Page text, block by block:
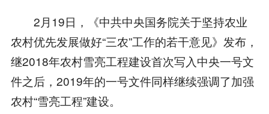
2月19日，《中共中央国务院关于坚持农业
农村优先发展做好“三农”工作的若干意见》发布，
继2018年农村雪亮工程建设首次写入中央一号文
件之后，2019年的一号文件同样继续强调了加强
农村“雪亮工程”建设。